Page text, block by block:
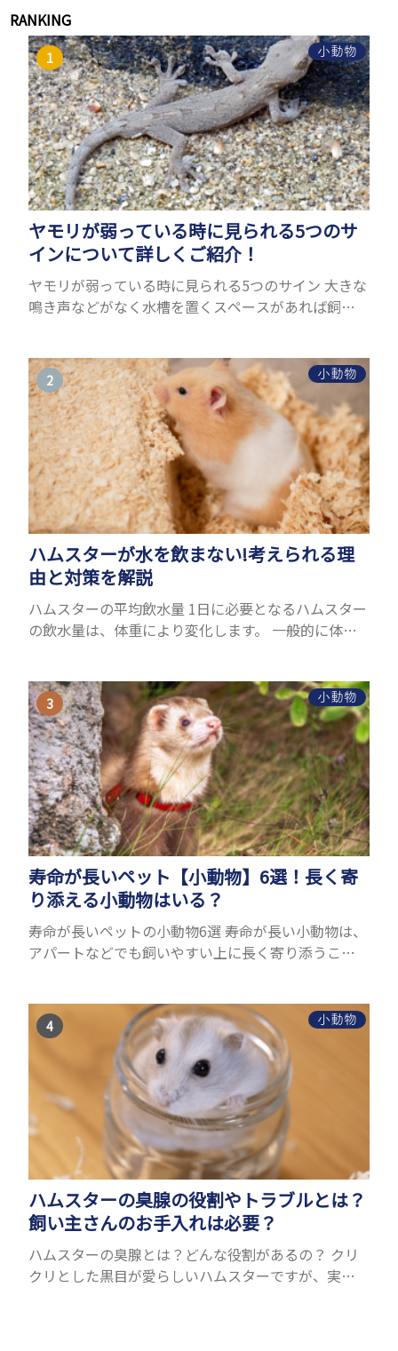
RANKING
小動物
ヤモリが弱っている時に見られる5つのサ
インについて詳しくご紹介！
ヤモリが弱っている時に見られる5つのサイン 大きな
鳴き声などがなく水槽を置くスペースがあれば飼う
でしょうか...
小動物
ハムスターが水を飲まない!考えられる理
由と対策を解説
ハムスターの平均飲水量 1日に必要となるハムスター
の飲水量は、体重により変化します。 一般的に体重
15c...
小動物
寿命が長いペット【小動物】6選！長く寄
り添える小動物はいる？
寿命が長いペットの小動物6選 寿命が長い小動物は、
アパートなどでも飼いやすい上に長く寄り添うこと
育のポイ...
小動物
ハムスターの臭腺の役割やトラブルとは？
飼い主さんのお手入れは必要？
ハムスターの臭腺とは？どんな役割があるの？ クリ
クリとした黒目が愛らしいハムスターですが、実は